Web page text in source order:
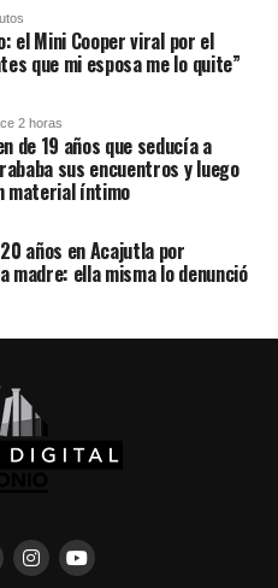
el Mini Cooper viral por el
que mi esposa me lo quite”
2 horas
de 19 años que seducía a
sus encuentros y luego
material íntimo
años en Acajutla por
madre: ella misma lo denunció